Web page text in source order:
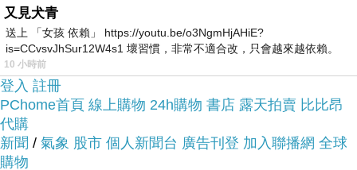
而且在網路上購買，
賞期，不滿意可以退貨也不用擔心買
貴!
服務這麼優，當然在網路購物最好啦~~
看【約克精品】黑底米紋清秀佳人施華洛元素晶鑽
又見犬青
送上 「女孩 依賴」 https://youtu.be/o3NgmHjAHiE?
is=CCvsvJhSur12W4s1 壞習慣，非常不適合改，只會越來越依賴。
我害怕的
10 小時前
登入 註冊
PChome首頁 線上購物 24h購物 書店 露天拍賣 比比昂
代購
新聞 / 氣象 股市 個人新聞台 廣告刊登 加入聯播網 全球
購物